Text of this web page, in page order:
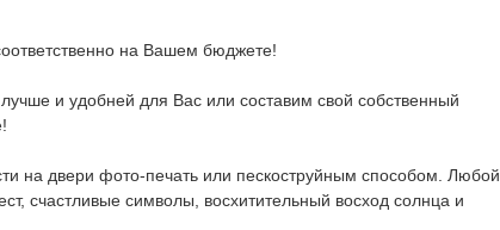
на Вашем бюджете!
и удобней для Вас или составим свой собственный
на двери фото-печать или пескоструйным способом. Любой
счастливые символы, восхитительный восход солнца и